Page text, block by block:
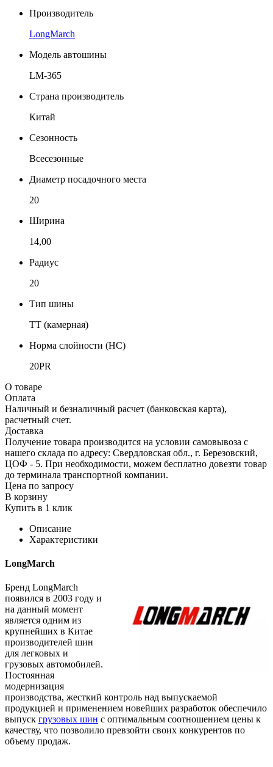
Производитель
LongMarch
Модель автошины
LM-365
Страна производитель
Китай
Сезонность
Всесезонные
Диаметр посадочного места
20
Ширина
14,00
Радиус
20
Тип шины
TT (камерная)
Норма слойности (НС)
20PR
О товаре
Оплата
Наличный и безналичный расчет (банковская карта),
расчетный счет.
Доставка
Получение товара производится на условии самовывоза с
нашего склада по адресу: Свердловская обл., г. Березовский,
ЦОФ - 5. При необходимости, можем бесплатно довезти товар
до терминала транспортной компании.
Цена по запросу
В корзину
Купить в 1 клик
Описание
Характеристики
LongMarch
Бренд LongMarch
появился в 2003 году и
на данный момент
является одним из
крупнейших в Китае
производителей шин
для легковых и
грузовых автомобилей.
Постоянная
модернизация
производства, жесткий контроль над выпускаемой
продукцией и применением новейших разработок обеспечило
выпуск грузовых шин с оптимальным соотношением цены к
качеству, что позволило превзойти своих конкурентов по
объему продаж.